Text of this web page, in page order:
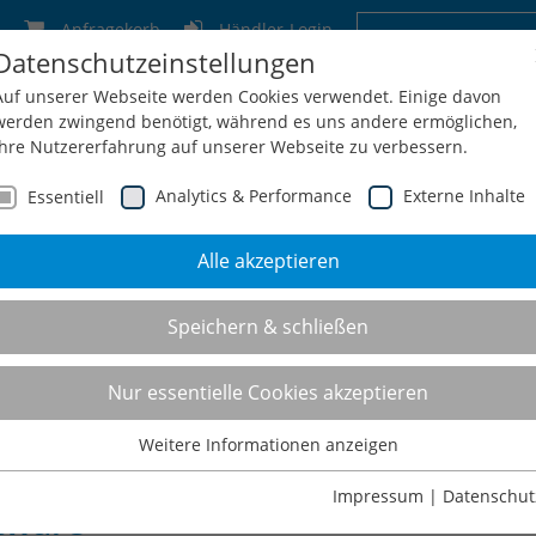
Händler-Login
Anfragekorb
Schweiz
Konfiguration Shop
Cabinet
besticht vor allem
unserer Webseite werden Cookies verwendet. Einige davon
zwingend benötigt, während es uns andere ermöglichen,
Nutzererfahrung auf unserer Webseite zu verbessern.
Essentiell Analytics & Performance Externe Inhalte
Alle akzeptieren
Speichern & schließen
Nur essentielle Cookies akzeptieren
Essentielle Cookies werden für grundlegende Funktionen der
Weitere Informationen anzeigen
Impressum |